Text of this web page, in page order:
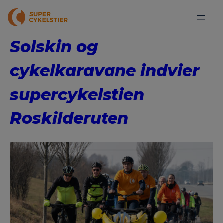
Solskin og
cykelkaravane indvier
supercykelstien
Roskilderuten